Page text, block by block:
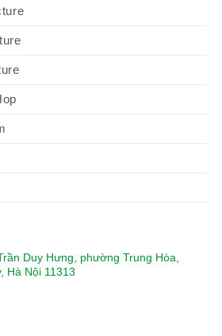
Duy Hưng, phường Trung Hòa,
Hà Nội 11313